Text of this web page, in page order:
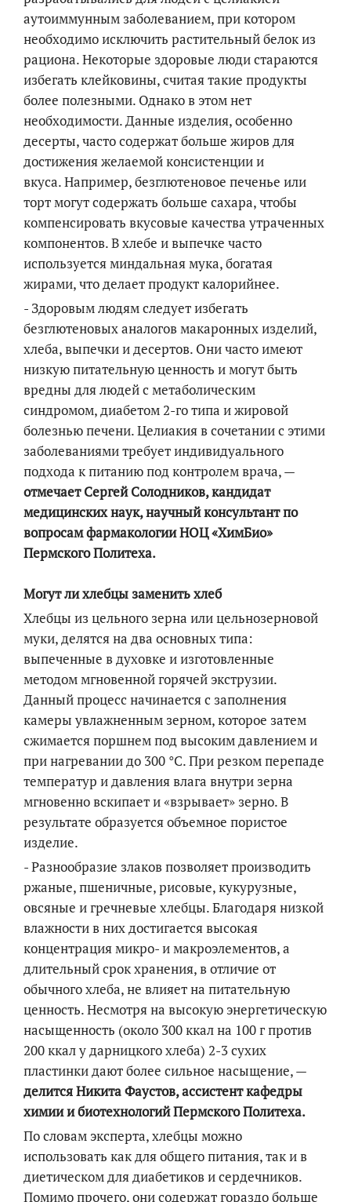
аутоиммунным заболеванием, при котором
необходимо исключить растительный белок из
рациона. Некоторые здоровые люди стараются
избегать клейковины, считая такие продукты
более полезными. Однако в этом нет
необходимости. Данные изделия, особенно
десерты, часто содержат больше жиров для
достижения желаемой консистенции и
вкуса. Например, безглютеновое печенье или
торт могут содержать больше сахара, чтобы
компенсировать вкусовые качества утраченных
компонентов. В хлебе и выпечке часто
используется миндальная мука, богатая
жирами, что делает продукт калорийнее.
- Здоровым людям следует избегать
безглютеновых аналогов макаронных изделий,
хлеба, выпечки и десертов. Они часто имеют
низкую питательную ценность и могут быть
вредны для людей с метаболическим
синдромом, диабетом 2-го типа и жировой
болезнью печени. Целиакия в сочетании с этими
заболеваниями требует индивидуального
подхода к питанию под контролем врача, —
отмечает Сергей Солодников, кандидат
медицинских наук, научный консультант по
вопросам фармакологии НОЦ «ХимБио»
Пермского Политеха.
Могут ли хлебцы заменить хлеб
Хлебцы из цельного зерна или цельнозерновой
муки, делятся на два основных типа:
выпеченные в духовке и изготовленные
методом мгновенной горячей экструзии.
Данный процесс начинается с заполнения
камеры увлажненным зерном, которое затем
сжимается поршнем под высоким давлением и
при нагревании до 300 °C. При резком перепаде
температур и давления влага внутри зерна
мгновенно вскипает и «взрывает» зерно. В
результате образуется объемное пористое
изделие.
- Разнообразие злаков позволяет производить
ржаные, пшеничные, рисовые, кукурузные,
овсяные и гречневые хлебцы. Благодаря низкой
влажности в них достигается высокая
концентрация микро- и макроэлементов, а
длительный срок хранения, в отличие от
обычного хлеба, не влияет на питательную
ценность. Несмотря на высокую энергетическую
насыщенность (около 300 ккал на 100 г против
200 ккал у дарницкого хлеба) 2-3 сухих
пластинки дают более сильное насыщение, —
делится Никита Фаустов, ассистент кафедры
химии и биотехнологий Пермского Политеха.
По словам эксперта, хлебцы можно
использовать как для общего питания, так и в
диетическом для диабетиков и сердечников.
Помимо прочего, они содержат гораздо больше